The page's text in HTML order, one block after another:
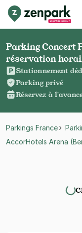
Parking Concert
réservation
Stationnement
Parking privé
Réservez à
Parkings France
AccorHotels Arena